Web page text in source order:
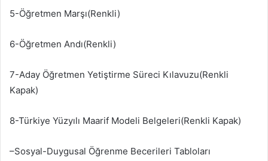
5-Öğretmen Marşı(Renkli)
6-Öğretmen Andı(Renkli)
7-Aday Öğretmen Yetiştirme Süreci Kılavuzu(Renkli
Kapak)
8-Türkiye Yüzyılı Maarif Modeli Belgeleri(Renkli Kapak)
–Sosyal-Duygusal Öğrenme Becerileri Tabloları